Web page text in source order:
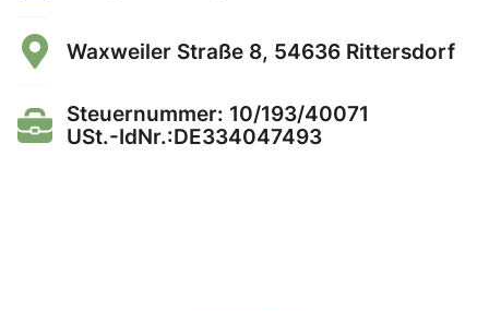
Waxweiler Straße 8, 54636 Rittersdorf
Steuernummer: 10/193/40071
USt.-IdNr.:DE334047493